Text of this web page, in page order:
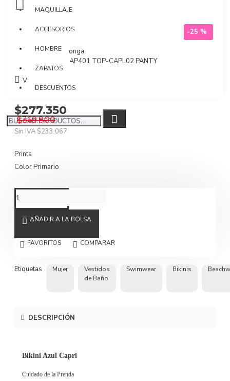
MAQUILLAJE
ACCESORIOS
HOMBRE
ZAPATOS
DESCUENTOS
-25 %
Marca:Milonga
CAP401 TOP-CAPL02 PANTY
Visto: 1680
$277.350
$369.800
Sin IVA $233.067
Prints
Color Primario
AÑADIR A LA BOLSA
FAVORITOS COMPARAR
Etiquetas Mujer
Vestidos
de Baño
Swimwear Bikinis
DESCRIPCIÓN
Bikini Azul Capri
Cuidado de la Prenda